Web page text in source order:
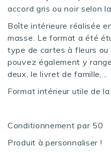
accord gris ou noir selon
Boîte intérieure réalisée
masse. Le format a été
type de cartes à fleurs ou
pouvez également y
deux, le livret de famille,...
Format intérieur utile de
Conditionnement par 50
Produit à personnaliser !